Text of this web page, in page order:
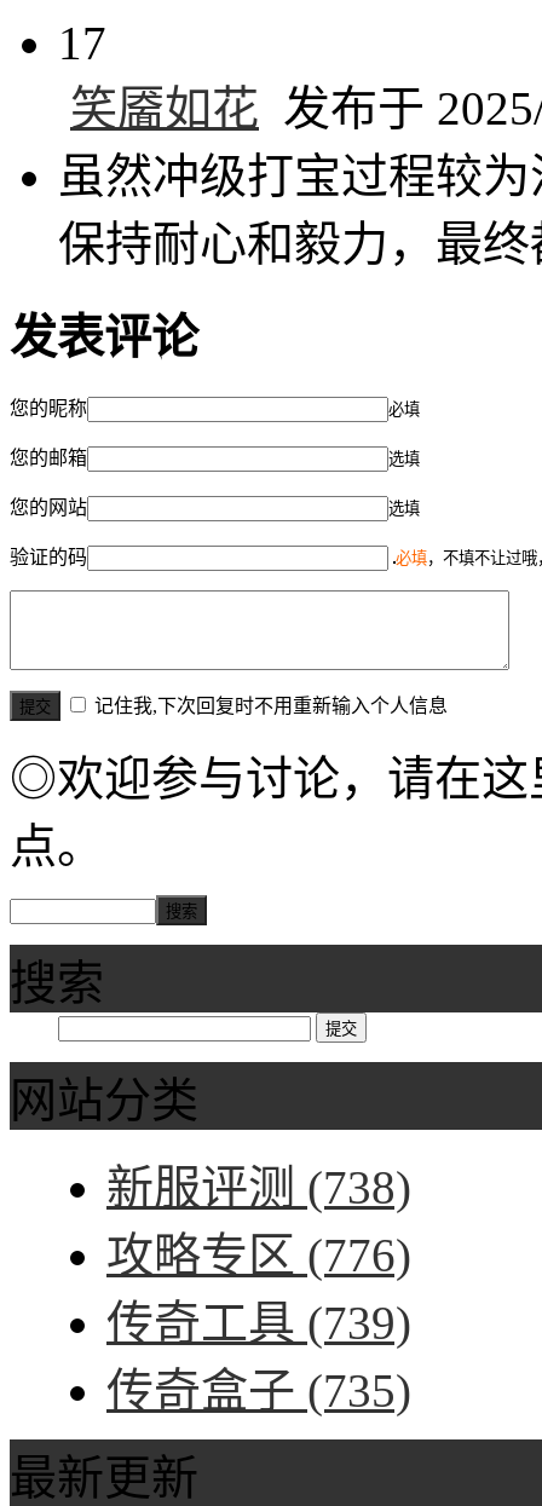
17
笑靥如花 发布于
虽然冲级打宝过程较
保持耐心和毅力，最
发表评论
您的昵称 必填
您的邮箱 选填
您的网站 选填
验证的码 必填，不填不让过
记住我,下次回复时不用重新输入个人信息
◎欢迎参与讨论，请在这
点。
搜索
网站分类
新服评测 (738)
攻略专区 (776)
传奇工具 (739)
传奇盒子 (735)
最新更新